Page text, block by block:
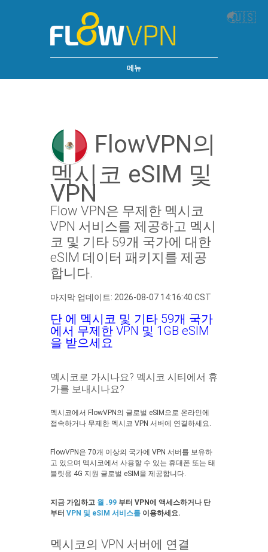
🌏🇺🇸
메뉴
FlowVPN의
멕시코 eSIM 및
VPN
Flow VPN은 무제한 멕시코
VPN 서비스를 제공하고 멕시
코 및 기타 59개 국가에 대한
eSIM 데이터 패키지를 제공
합니다.
마지막 업데이트: 2026-08-07 14:16:40 CST
단 에 멕시코 및 기타 59개 국가
에서 무제한 VPN 및 1GB eSIM
을 받으세요
멕시코로 가시나요? 멕시코 시티에서 휴
가를 보내시나요?
멕시코에서 FlowVPN의 글로벌 eSIM으로 온라인에
접속하거나 무제한 멕시코 VPN 서버에 연결하세요.
FlowVPN은 70개 이상의 국가에 VPN 서버를 보유하
고 있으며 멕시코에서 사용할 수 있는 휴대폰 또는 태
블릿용 4G 지원 글로벌 eSIM을 제공합니다.
지금 가입하고 월 .99 부터 VPN에 액세스하거나 단
부터 VPN 및 eSIM 서비스를 이용하세요.
멕시코의 VPN 서버에 연결